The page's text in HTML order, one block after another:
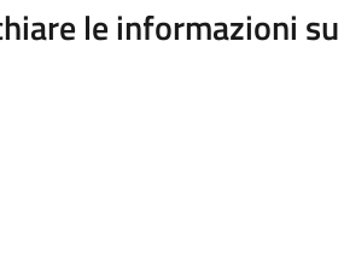
le informazioni